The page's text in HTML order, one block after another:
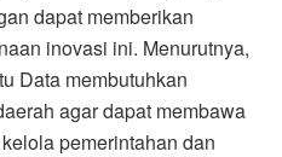
dapat memberikan
inovasi ini. Menurutnya,
Data membutuhkan
agar dapat membawa
pemerintahan dan